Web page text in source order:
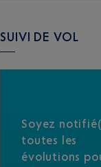
SUIVI DE VOL
Soyez
toutes les
évolutions